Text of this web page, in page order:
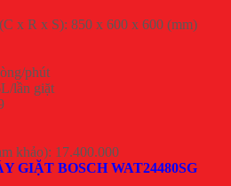
x R x S): 850 x 600 x 600 (mm)
phút
lần giặt
khảo): 17.400.000
GIẶT BOSCH WAT24480SG